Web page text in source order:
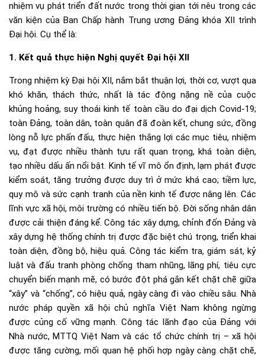
nhiệm vụ phát triển đất nước trong thời gian tới nêu trong các
văn kiện của Ban Chấp hành Trung ương Đảng khóa XII trình
Đại hội. Cụ thể là:
1. Kết quả thực hiện Nghị quyết Đại hội XII
Trong nhiệm kỳ Đại hội XII, nắm bắt thuận lợi, thời cơ, vượt qua
khó khăn, thách thức, nhất là tác động nặng nề của cuộc
khủng hoảng, suy thoái kinh tế toàn cầu do đại dịch Covid-19;
toàn Đảng, toàn dân, toàn quân đã đoàn kết, chung sức, đồng
lòng nỗ lực phấn đấu, thực hiện thắng lợi các mục tiêu, nhiệm
vụ, đạt được nhiều thành tựu rất quan trọng, khá toàn diện,
tạo nhiều dấu ấn nổi bật. Kinh tế vĩ mô ổn định, lạm phát được
kiểm soát, tăng trưởng được duy trì ở mức khá cao; tiềm lực,
quy mô và sức cạnh tranh của nền kinh tế được nâng lên. Các
lĩnh vực xã hội, môi trường có nhiều tiến bộ. Đời sống nhân dân
được cải thiện đáng kể. Công tác xây dựng, chỉnh đốn Đảng và
xây dựng hệ thống chính trị được đặc biệt chú trọng, triển khai
toàn diện, đồng bộ, hiệu quả. Công tác kiểm tra, giám sát, kỷ
luật và đấu tranh phòng chống tham nhũng, lãng phí, tiêu cực
chuyển biến mạnh mẽ, có bước đột phá gắn kết chặt chẽ giữa
“xây” và “chống”, có hiệu quả, ngày càng đi vào chiều sâu. Nhà
nước pháp quyền xã hội chủ nghĩa Việt Nam không ngừng
được củng cố vững mạnh. Công tác lãnh đạo của Đảng với
Nhà nước, MTTQ Việt Nam và các tổ chức chính trị – xã hội
được tăng cường, mối quan hệ phối hợp ngày càng chặt chẽ,